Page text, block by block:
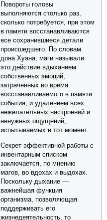
Повороты головы
выполняются столько раз,
сколько потребуется, при этом
в памяти восстанавливаются
все сохранившиеся детали
происшедшего. По словам
дона Хуана, маги называли
это действие вдыханием
собственных эмоций,
затраченных во время
восстанавливаемого в памяти
события, и удалением всех
нежелательных настроений и
ненужных ощущений,
испытываемых в тот момент.
Секрет эффективной работы с
инвентарным списком
заключается, по мнению
магов, во вдохах и выдохах.
Поскольку дыхание —
важнейшая функция
организма, позволяющая
поддерживать его
жизнедеятельность, то